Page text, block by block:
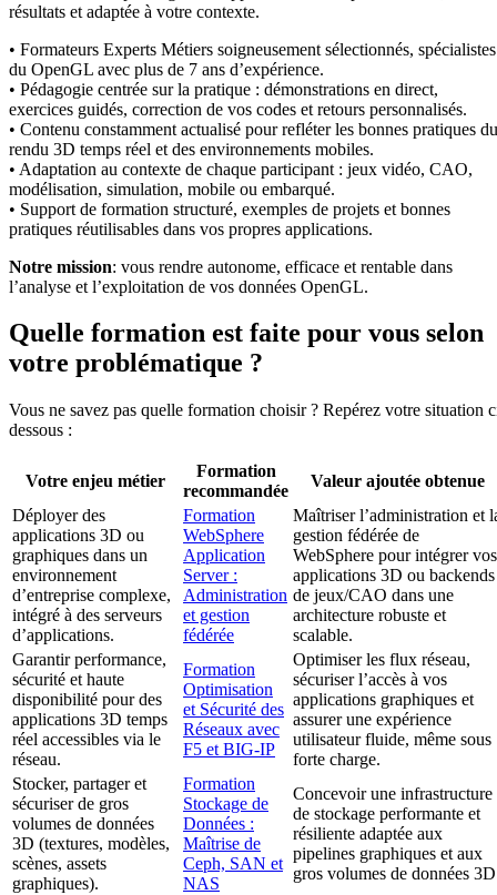
résultats et adaptée à votre contexte.
• Formateurs Experts Métiers soigneusement sélectionnés, spécialistes
du OpenGL avec plus de 7 ans d’expérience.
• Pédagogie centrée sur la pratique : démonstrations en direct,
exercices guidés, correction de vos codes et retours personnalisés.
• Contenu constamment actualisé pour refléter les bonnes pratiques du
rendu 3D temps réel et des environnements mobiles.
• Adaptation au contexte de chaque participant : jeux vidéo, CAO,
modélisation, simulation, mobile ou embarqué.
• Support de formation structuré, exemples de projets et bonnes
pratiques réutilisables dans vos propres applications.
Notre mission: vous rendre autonome, efficace et rentable dans
l’analyse et l’exploitation de vos données OpenGL.
Quelle formation est faite pour vous selon
votre problématique ?
Vous ne savez pas quelle formation choisir ? Repérez votre situation
dessous :
Votre enjeu métier
Formation
recommandée
Valeur ajoutée obtenue
Déployer des
applications 3D ou
graphiques dans un
environnement
d’entreprise complexe,
intégré à des serveurs
d’applications.
Formation
WebSphere
Application
Server :
Administration
et gestion
fédérée
Maîtriser l’administration et
gestion fédérée de
WebSphere pour intégrer vos
applications 3D ou backends
de jeux/CAO dans une
architecture robuste et
scalable.
Garantir performance,
sécurité et haute
disponibilité pour des
applications 3D temps
réel accessibles via le
réseau.
Formation
Optimisation
et Sécurité des
Réseaux avec
F5 et BIG-IP
Optimiser les flux réseau,
sécuriser l’accès à vos
applications graphiques et
assurer une expérience
utilisateur fluide, même sous
forte charge.
Stocker, partager et
sécuriser de gros
volumes de données
3D (textures, modèles,
scènes, assets
graphiques).
Formation
Stockage de
Données :
Maîtrise de
Ceph, SAN et
NAS
Concevoir une infrastructure
de stockage performante et
résiliente adaptée aux
pipelines graphiques et aux
gros volumes de données